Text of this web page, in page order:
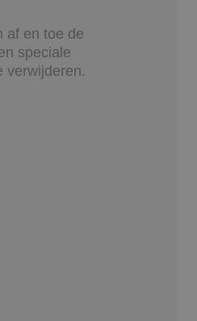
af en toe de
speciale
verwijderen.